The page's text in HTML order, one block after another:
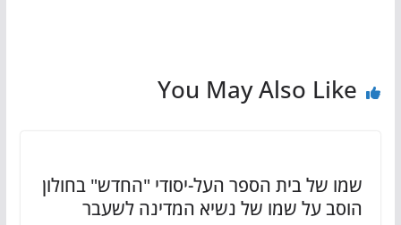
You May Also Like
שמו של בית הספר העל-יסודי "החדש" בחולון
הוסב על שמו של נשיא המדינה לשעבר